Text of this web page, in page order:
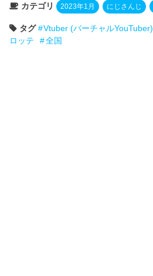
カテゴリ 2023年1月 にじさんじ
タグ Vtuber (バーチャルYouTuber)
ロッテ
全国